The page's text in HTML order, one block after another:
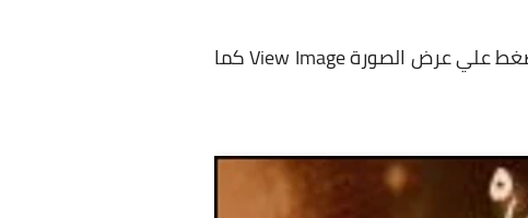
الامر بسيط للغاية ، فكل ما عليك القيام به هو الضغط كليك يمين علي الصورة ثم تقوم بالضغط علي عرض الصورة View Image كما